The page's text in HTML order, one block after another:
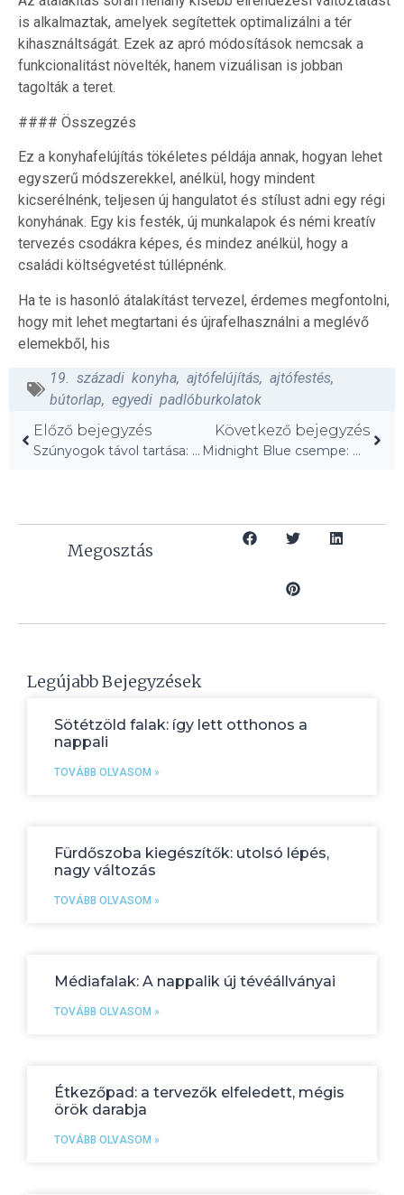
is alkalmaztak, amelyek segítettek optimalizálni a tér
kihasználtságát. Ezek az apró módosítások nemcsak a
funkcionalitást növelték, hanem vizuálisan is jobban
tagolták a teret.
#### Összegzés
Ez a konyhafelújítás tökéletes példája annak, hogyan lehet
egyszerű módszerekkel, anélkül, hogy mindent
kicserélnénk, teljesen új hangulatot és stílust adni egy régi
konyhának. Egy kis festék, új munkalapok és némi kreatív
tervezés csodákra képes, és mindez anélkül, hogy a
családi költségvetést túllépnénk.
Ha te is hasonló átalakítást tervezel, érdemes megfontolni,
hogy mit lehet megtartani és újrafelhasználni a meglévő
elemekből, his
19. századi konyha, ajtófelújítás, ajtófestés,
bútorlap, egyedi padlóburkolatok
Előző bejegyzés
Szúnyogok távol tartása: 7 hatékony módszer nyárra!
Következő bejegyzés
Midnight Blue csempe: Új élet a konyhában!
Megosztás
Legújabb Bejegyzések
Sötétzöld falak: így lett otthonos a
nappali
TOVÁBB OLVASOM »
Fürdőszoba kiegészítők: utolsó lépés,
nagy változás
TOVÁBB OLVASOM »
Médiafalak: A nappalik új tévéállványai
TOVÁBB OLVASOM »
Étkezőpad: a tervezők elfeledett, mégis
örök darabja
TOVÁBB OLVASOM »